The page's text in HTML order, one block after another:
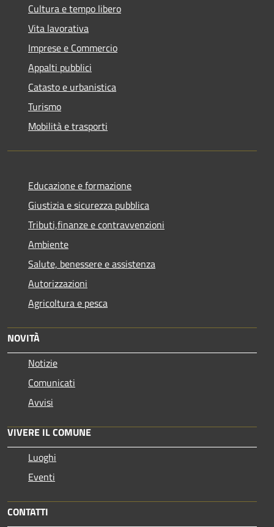
Cultura e tempo libero
Vita lavorativa
Imprese e Commercio
Appalti pubblici
Catasto e urbanistica
Turismo
Mobilità e trasporti
Educazione e formazione
Giustizia e sicurezza pubblica
Tributi,finanze e contravvenzioni
Ambiente
Salute, benessere e assistenza
Autorizzazioni
Agricoltura e pesca
NOVITÀ
Notizie
Comunicati
Avvisi
VIVERE IL COMUNE
Luoghi
Eventi
CONTATTI